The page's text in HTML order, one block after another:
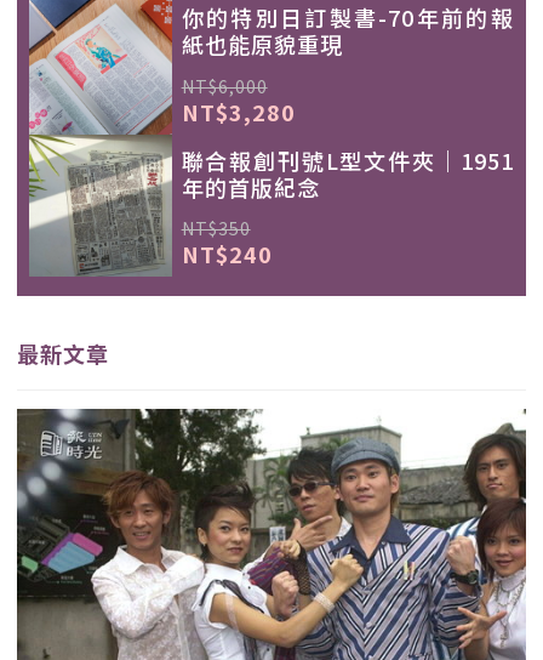
你的特別日訂製書-70年前的報
紙也能原貌重現
NT$6,000
NT$3,280
聯合報創刊號L型文件夾｜1951
年的首版紀念
NT$350
NT$240
最新文章